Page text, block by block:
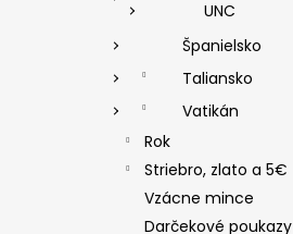
UNC
Španielsko
Taliansko
Vatikán
Rok
Striebro, zlato a 5€
Vzácne mince
Darčekové poukazy